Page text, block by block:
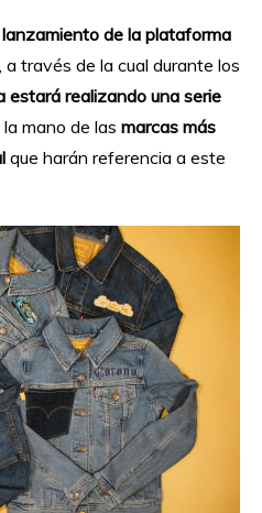
de la plataforma
, a través de la cual durante los
estará realizando una serie
la mano de las marcas más
que harán referencia a este